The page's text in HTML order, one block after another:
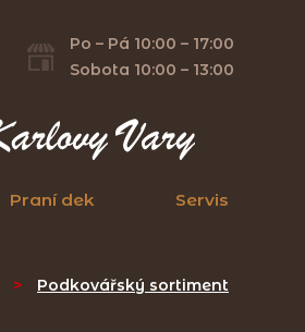
Po – Pá 10:00 – 17:00
Sobota 10:00 – 13:00
Praní dek Servis
> Podkovářský sortiment